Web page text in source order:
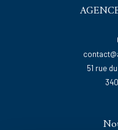
51 rue